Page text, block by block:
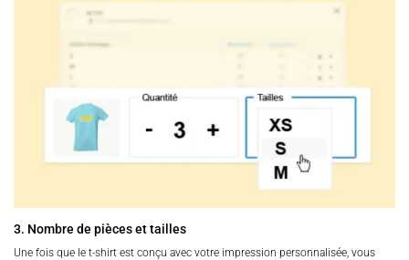
3. Nombre de pièces et tailles
Une fois que le t-shirt est conçu avec votre impression personnalisée, vous